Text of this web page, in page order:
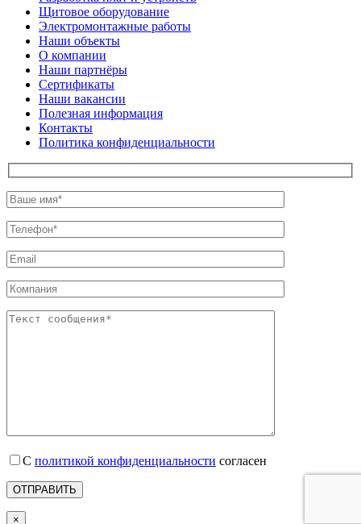
Щитовое оборудование
Электромонтажные работы
Наши объекты
О компании
Наши партнёры
Сертификаты
Наши вакансии
Полезная информация
Контакты
Политика конфиденциальности
С политикой конфиденциальности согласен
×